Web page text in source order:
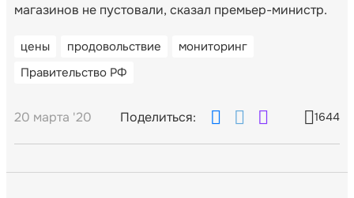
магазинов не пустовали, сказал премьер-министр.
цены продовольствие
мониторинг
Правительство РФ
20 марта '20 Поделиться: 1644